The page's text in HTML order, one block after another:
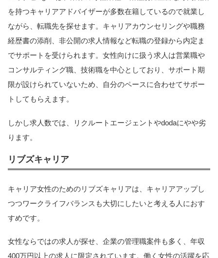
を持つキャリアアドバイザーが多数在籍しているので就業し
ながら、転職先を探せます。キャリアカウンセリングや職務
経歴書の添削、非公開の求人情報など転職の登録から内定ま
でサポートを受けられます。女性向けに扱う求人は営業職や
コンサルティング職、技術職を中心としており、サポート期
限が設けられていないため、自分のペースに合わせてサポー
トしてもらえます。
しかし求人数では、リクルートエージェントやdodaにやや劣
ります。
リブズキャリア
キャリア女性のためのリブズキャリアは、キャリアアップし
つつワークライフバランスも大切にしたいと考える人におす
すめです。
女性ならではの求人が探せ、企業の管理職案件も多く、年収
400万円以上の求人に限定されています。働く女性の活躍を応